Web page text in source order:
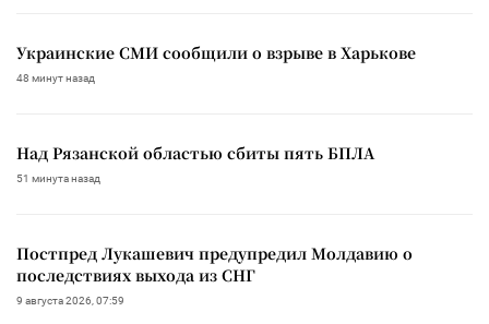
Украинские СМИ сообщили о взрыве в Харькове
48 минут назад
Над Рязанской областью сбиты пять БПЛА
51 минута назад
Постпред Лукашевич предупредил Молдавию о
последствиях выхода из СНГ
9 августа 2026, 07:59